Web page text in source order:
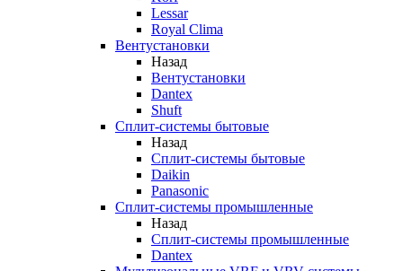
Lessar
Royal Clima
Вентустановки
Назад
Вентустановки
Dantex
Shuft
Сплит-системы бытовые
Назад
Сплит-системы бытовые
Daikin
Panasonic
Сплит-системы промышленные
Назад
Сплит-системы промышленные
Dantex